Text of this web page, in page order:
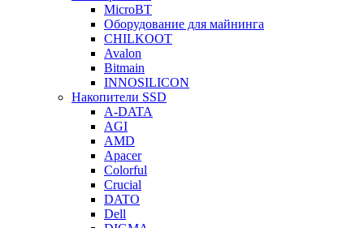
MicroBT
Оборудование для майнинга
CHILKOOT
Avalon
Bitmain
INNOSILICON
Накопители SSD
A-DATA
AGI
AMD
Apacer
Colorful
Crucial
DATO
Dell